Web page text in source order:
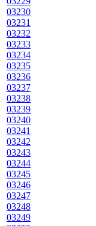
03230
03231
03232
03233
03234
03235
03236
03237
03238
03239
03240
03241
03242
03243
03244
03245
03246
03247
03248
03249